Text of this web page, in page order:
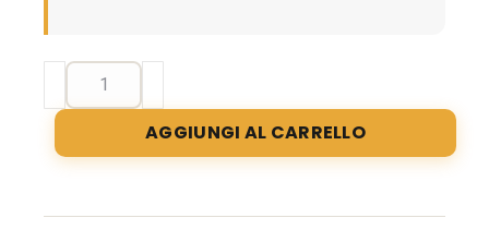
Aggiornamento
formazione
per
RLS
ore.
AGGIUNGI AL CARRELLO